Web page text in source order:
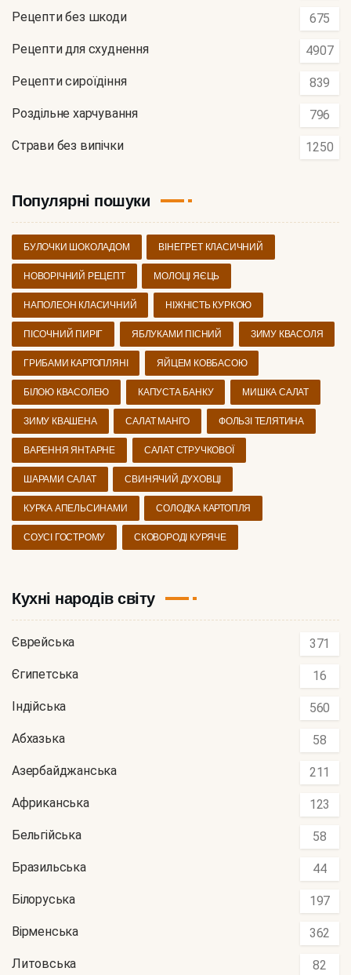
Рецепти без шкоди 675
Рецепти для схуднення 4907
Рецепти сироїдіння 839
Роздільне харчування 796
Страви без випічки 1250
Популярні пошуки
БУЛОЧКИ ШОКОЛАДОМ ВІНЕГРЕТ КЛАСИЧНИЙ
НОВОРІЧНИЙ РЕЦЕПТ МОЛОЦІ ЯЄЦЬ
НАПОЛЕОН КЛАСИЧНИЙ НІЖНІСТЬ КУРКОЮ
ПІСОЧНИЙ ПИРІГ ЯБЛУКАМИ ПІСНИЙ ЗИМУ КВАСОЛЯ
ГРИБАМИ КАРТОПЛЯНІ ЯЙЦЕМ КОВБАСОЮ
БІЛОЮ КВАСОЛЕЮ КАПУСТА БАНКУ МИШКА САЛАТ
ЗИМУ КВАШЕНА САЛАТ МАНГО ФОЛЬЗІ ТЕЛЯТИНА
ВАРЕННЯ ЯНТАРНЕ САЛАТ СТРУЧКОВОЇ
ШАРАМИ САЛАТ СВИНЯЧИЙ ДУХОВЦІ
КУРКА АПЕЛЬСИНАМИ СОЛОДКА КАРТОПЛЯ
СОУСІ ГОСТРОМУ СКОВОРОДІ КУРЯЧЕ
Кухні народів світу
Єврейська 371
Єгипетська 16
Індійська 560
Абхазька 58
Азербайджанська 211
Африканська 123
Бельгійська 58
Бразильська 44
Білоруська 197
Вірменська 362
Литовська 82